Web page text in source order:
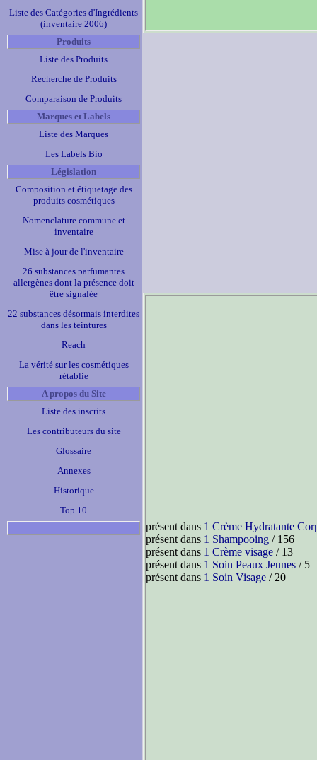
Liste des Catégories d'Ingrédients
(inventaire 2006)
Produits
Liste des Produits
Recherche de Produits
Comparaison de Produits
Marques et Labels
Liste des Marques
Les Labels Bio
Législation
Composition et étiquetage des
produits cosmétiques
Nomenclature commune et
inventaire
Mise à jour de l'inventaire
26 substances parfumantes
allergènes dont la présence doit
être signalée
22 substances désormais interdites
dans les teintures
Reach
La vérité sur les cosmétiques
rétablie
A propos du Site
Liste des inscrits
Les contributeurs du site
Glossaire
Annexes
Historique
Top 10
présent dans 1 Crème Hydratante
présent dans 1 Shampooing / 156
présent dans 1 Crème visage / 13
présent dans 1 Soin Peaux Jeunes / 5
présent dans 1 Soin Visage / 20